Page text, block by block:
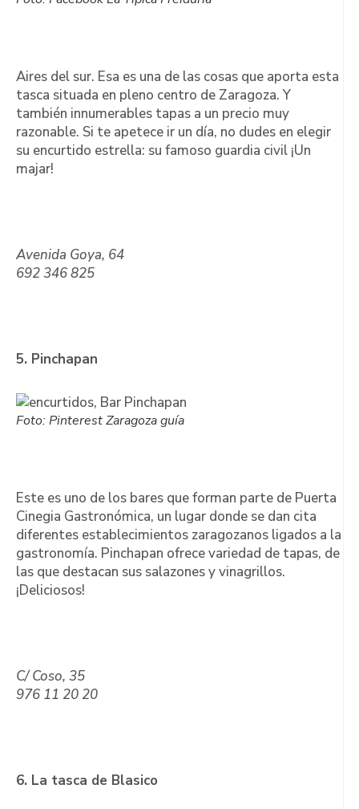
Aires del sur. Esa es una de las cosas que aporta esta
tasca situada en pleno centro de Zaragoza. Y
también innumerables tapas a un precio muy
razonable. Si te apetece ir un día, no dudes en elegir
su encurtido estrella: su famoso guardia civil ¡Un
majar!
Avenida Goya, 64
692 346 825
5. Pinchapan
Foto: Pinterest Zaragoza guía
Este es uno de los bares que forman parte de Puerta
Cinegia Gastronómica, un lugar donde se dan cita
diferentes establecimientos zaragozanos ligados a la
gastronomía. Pinchapan ofrece variedad de tapas, de
las que destacan sus salazones y vinagrillos.
¡Deliciosos!
C/ Coso, 35
976 11 20 20
6. La tasca de Blasico